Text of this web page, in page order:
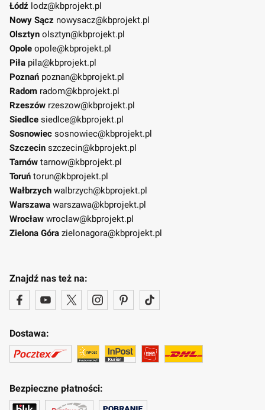
Łódź lodz@kbprojekt.pl
Nowy Sącz nowysacz@kbprojekt.pl
Olsztyn olsztyn@kbprojekt.pl
Opole opole@kbprojekt.pl
Piła pila@kbprojekt.pl
Poznań poznan@kbprojekt.pl
Radom radom@kbprojekt.pl
Rzeszów rzeszow@kbprojekt.pl
Siedlce siedlce@kbprojekt.pl
Sosnowiec sosnowiec@kbprojekt.pl
Szczecin szczecin@kbprojekt.pl
Tarnów tarnow@kbprojekt.pl
Toruń torun@kbprojekt.pl
Wałbrzych walbrzych@kbprojekt.pl
Warszawa warszawa@kbprojekt.pl
Wrocław wroclaw@kbprojekt.pl
Zielona Góra zielonagora@kbprojekt.pl
Znajdź nas też na:
Dostawa:
Bezpieczne płatności: